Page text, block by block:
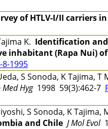
of HTLV-I/II carriers
K. Identification
inhabitant (Rapa Nui) of
8-1995
S Sonoda, K Tajima, T
Med Hyg1998 59(3):462-7
S Sonoda, K Tajima,
and Chile J Mol Evol